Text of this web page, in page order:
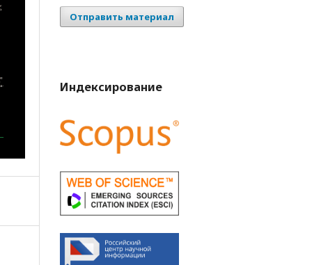
Отправить материал
Индексирование